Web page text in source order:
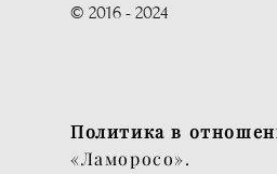
© 2016 - 2024
Политика в
«Ламоросо».